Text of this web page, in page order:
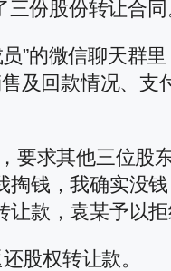
份股份转让合同
”的微信聊天群
及回款情况、支
要求其他三位股
钱，我确实没钱
款，袁某予以拒
股权转让款。